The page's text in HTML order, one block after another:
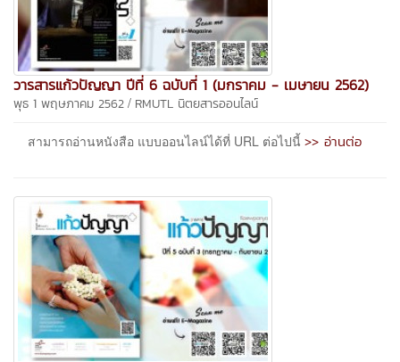
วารสารแก้วปัญญา ปีที่ 6 ฉบับที่ 1 (มกราคม - เมษายน 2562)
พุธ 1 พฤษภาคม 2562 / RMUTL นิตยสารออนไลน์
สามารถอ่านหนังสือ แบบออนไลน์ได้ที่ URL ต่อไปนี้ >> อ่านต่อ